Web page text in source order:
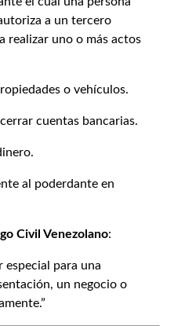
a un tercero
realizar uno o más actos
o vehículos.
cuentas bancarias.
al poderdante en
Civil Venezolano:
especial para una
un negocio o